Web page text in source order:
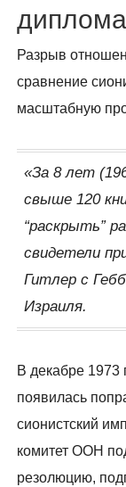
Разрыв
сравнение
масштабную
«За 8 лет
свыше 120
“раскрыть”
свидетели
Гитлер с
Израиля.
В декабре
появилась
сионистский
комитет ООН
резолюцию,